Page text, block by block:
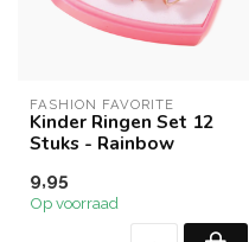
FASHION FAVORITE
Kinder Ringen Set 12
Stuks - Rainbow
9,95
Op voorraad